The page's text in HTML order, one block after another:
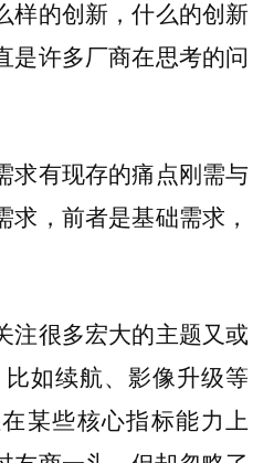
样的创新，什么的创新
是许多厂商在思考的问
求有现存的痛点刚需与
，前者是基础需求，
注很多宏大的主题又或
比如续航、影像升级等
某些核心指标能力上